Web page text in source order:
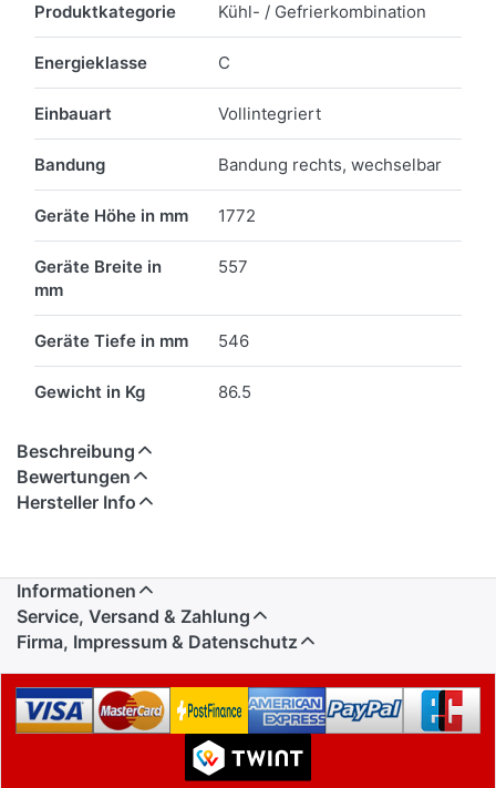
Produktkategorie Kühl- / Gefrierkombination
Energieklasse C
Einbauart Vollintegriert
Bandung Bandung rechts, wechselbar
Geräte Höhe in mm 1772
Geräte Breite in
mm
557
Geräte Tiefe in mm 546
Gewicht in Kg 86.5
Beschreibung
Bewertungen
Hersteller Info
Informationen
Service, Versand & Zahlung
Firma, Impressum & Datenschutz